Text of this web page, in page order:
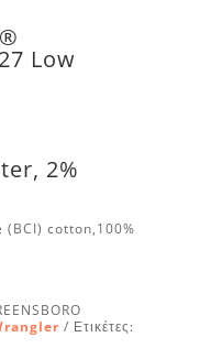
Low
2%
cotton,100%
Ετικέτες: